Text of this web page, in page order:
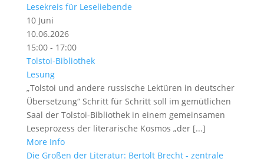
Lesekreis für Leseliebende
10 Juni
10.06.2026
15:00 - 17:00
Tolstoi-Bibliothek
Lesung
„Tolstoi und andere russische Lektüren in deutscher
Übersetzung“ Schritt für Schritt soll im gemütlichen
Saal der Tolstoi-Bibliothek in einem gemeinsamen
Leseprozess der literarische Kosmos „der [...]
More Info
Die Großen der Literatur: Bertolt Brecht - zentrale